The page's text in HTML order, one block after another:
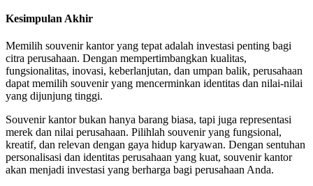
Kesimpulan Akhir
Memilih souvenir kantor yang tepat adalah investasi penting bagi
citra perusahaan. Dengan mempertimbangkan kualitas,
fungsionalitas, inovasi, keberlanjutan, dan umpan balik, perusahaan
dapat memilih souvenir yang mencerminkan identitas dan nilai-nilai
yang dijunjung tinggi.
Souvenir kantor bukan hanya barang biasa, tapi juga representasi
merek dan nilai perusahaan. Pilihlah souvenir yang fungsional,
kreatif, dan relevan dengan gaya hidup karyawan. Dengan sentuhan
personalisasi dan identitas perusahaan yang kuat, souvenir kantor
akan menjadi investasi yang berharga bagi perusahaan Anda.